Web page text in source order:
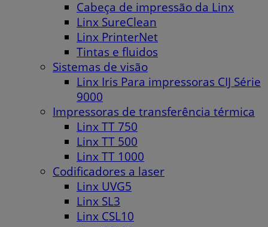
Cabeça de impressão da Linx
Linx SureClean
Linx PrinterNet
Tintas e fluidos
Sistemas de visão
Linx Iris Para impressoras CIJ Série
9000
Impressoras de transferência térmica
Linx TT 750
Linx TT 500
Linx TT 1000
Codificadores a laser
Linx UVG5
Linx SL3
Linx CSL10